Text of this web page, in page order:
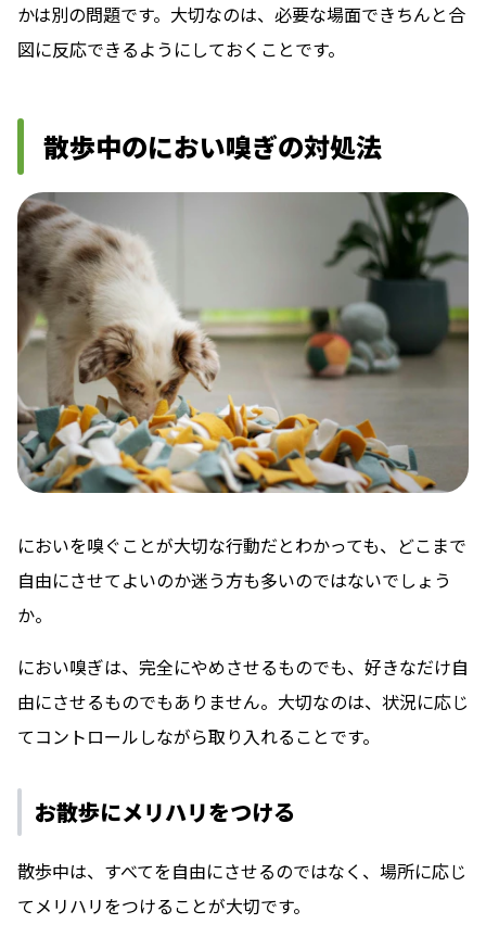
かは別の問題です。大切なのは、必要な場面できちんと合
図に反応できるようにしておくことです。
散歩中のにおい嗅ぎの対処法
においを嗅ぐことが大切な行動だとわかっても、どこまで
自由にさせてよいのか迷う方も多いのではないでしょう
か。
におい嗅ぎは、完全にやめさせるものでも、好きなだけ自
由にさせるものでもありません。大切なのは、状況に応じ
てコントロールしながら取り入れることです。
お散歩にメリハリをつける
散歩中は、すべてを自由にさせるのではなく、場所に応じ
てメリハリをつけることが大切です。